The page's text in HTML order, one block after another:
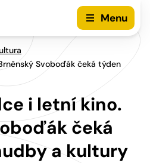
Menu
Svoboďák čeká týden
i letní kino.
čeká
a kultury